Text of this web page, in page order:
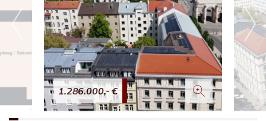
1.286.000,- €